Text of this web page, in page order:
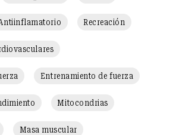
Recreación
Entrenamiento de fuerza
Mitocondrias
Masa muscular